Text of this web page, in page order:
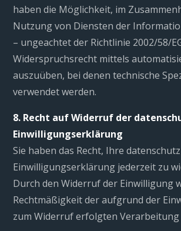
haben die Möglichkeit, im
Nutzung von Diensten der
– ungeachtet der Richtlinie 2002/58/
Widerspruchsrecht mittels
auszuüben, bei denen technische
verwendet werden.
8. Recht auf Widerruf der
Einwilligungserklärung
Sie haben das Recht, Ihre
Einwilligungserklärung jederzeit zu
Durch den Widerruf der Einwilligung
Rechtmäßigkeit der aufgrund der
zum Widerruf erfolgten